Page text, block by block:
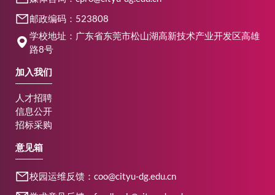
邮政编码：523808
学校地址：广东省东莞市松山湖高新技术产业开发区高雄
路8号
加入我们
人才招聘
信息公开
招标采购
意见箱
校园运维反馈：coo@cityu-dg.edu.cn